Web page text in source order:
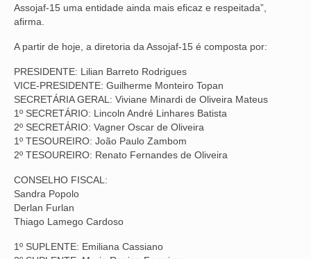
NOTÍCIAS
BOLETIM
VÍDEOS
CONVÊNIOS
SINDICALIZE-SE
JURÍDICO
NÚCLEOS
APOSENTADOS
AGENTES DE POLÍCIA JUDICIAL
Assojaf-15 uma entidade ainda mais eficaz e respeitada”,
afirma.
A partir de hoje, a diretoria da Assojaf-15 é composta por:
PRESIDENTE: Lilian Barreto Rodrigues
VICE-PRESIDENTE: Guilherme Monteiro Topan
SECRETÁRIA GERAL: Viviane Minardi de Oliveira Mateus
1º SECRETÁRIO: Lincoln André Linhares Batista
2º SECRETÁRIO: Vagner Oscar de Oliveira
1º TESOUREIRO: João Paulo Zambom
2º TESOUREIRO: Renato Fernandes de Oliveira
CONSELHO FISCAL:
Sandra Popolo
Derlan Furlan
Thiago Lamego Cardoso
1º SUPLENTE: Emiliana Cassiano